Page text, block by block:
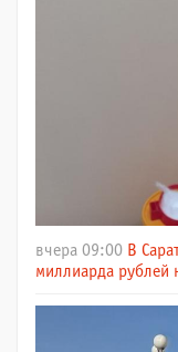
вчера 09:00 В
миллиарда рублей